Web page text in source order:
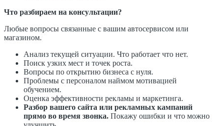
Что разбираем на консультации?
Любые вопросы связанные с вашим автосервисом или
магазином.
Анализ текущей ситуации. Что работает что нет.
Поиск узких мест и точек роста.
Вопросы по открытию бизнеса с нуля.
Проблемы с персоналом наймом мотивацией
обучением.
Оценка эффективности рекламы и маркетинга.
Разбор вашего сайта или рекламных кампаний
прямо во время звонка. Покажу ошибки и что можно